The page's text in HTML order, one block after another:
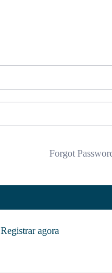
Forgot
Registrar agora